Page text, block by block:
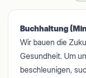
Buchhaltung
Wir bauen die
Gesundheit. Um
beschleunigen,